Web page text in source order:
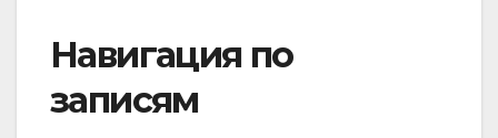
Навигация по
записям